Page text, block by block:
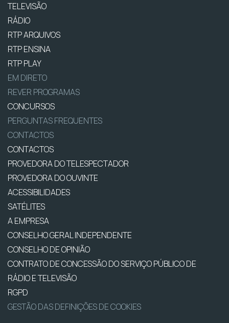
TELEVISÃO
RÁDIO
RTP ARQUIVOS
RTP ENSINA
RTP PLAY
EM DIRETO
REVER PROGRAMAS
CONCURSOS
PERGUNTAS FREQUENTES
CONTACTOS
CONTACTOS
PROVEDORA DO TELESPECTADOR
PROVEDORA DO OUVINTE
ACESSIBILIDADES
SATÉLITES
A EMPRESA
CONSELHO GERAL INDEPENDENTE
CONSELHO DE OPINIÃO
CONTRATO DE CONCESSÃO DO SERVIÇO PÚBLICO DE
RÁDIO E TELEVISÃO
RGPD
GESTÃO DAS DEFINIÇÕES DE COOKIES